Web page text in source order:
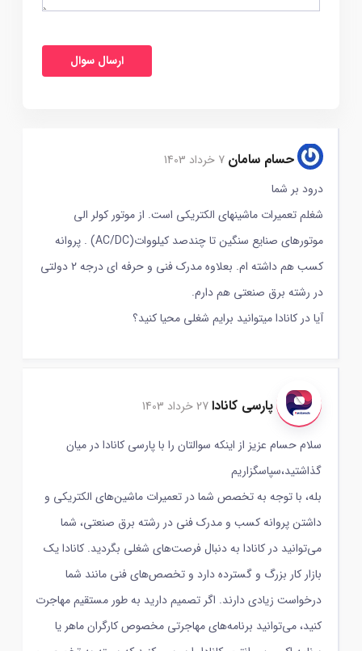
حسام سامان 7 خرداد 1403
درود بر شما
شغلم تعمیرات ماشینهای الکتریکی است. از موتور کولر الی
موتورهای صنایع سنگین تا چندصد کیلووات(AC/DC) . پروانه
کسب هم داشته ام. بعلاوه مدرک فنی و حرفه ای درجه ۲ دولتی
در رشته برق صنعتی هم دارم.
آیا در کانادا میتوانید برایم شغلی محیا کنید؟
پارسی کانادا 27 خرداد 1403
سلام حسام عزیز از اینکه سوالتان را با پارسی کانادا در میان
گذاشتید،سپاسگزاریم
بله، با توجه به تخصص شما در تعمیرات ماشین‌های الکتریکی و
داشتن پروانه کسب و مدرک فنی در رشته برق صنعتی، شما
می‌توانید در کانادا به دنبال فرصت‌های شغلی بگردید. کانادا یک
بازار کار بزرگ و گسترده دارد و تخصص‌های فنی مانند شما
درخواست زیادی دارند. اگر تصمیم دارید به طور مستقیم مهاجرت
کنید، می‌توانید برنامه‌های مهاجرتی مخصوص کارگران ماهر یا